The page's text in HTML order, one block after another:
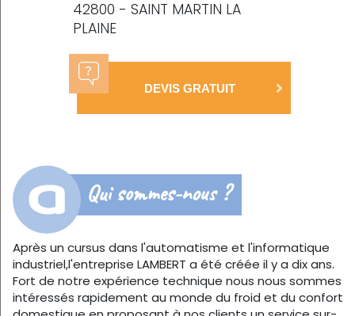
42800 - SAINT MARTIN LA
PLAINE
DEVIS GRATUIT
Qui sommes-nous ?
Après un cursus dans l'automatisme et l'informatique
industriel,l'entreprise LAMBERT a été créée il y a dix ans.
Fort de notre expérience technique nous nous sommes
intéressés rapidement au monde du froid et du confort